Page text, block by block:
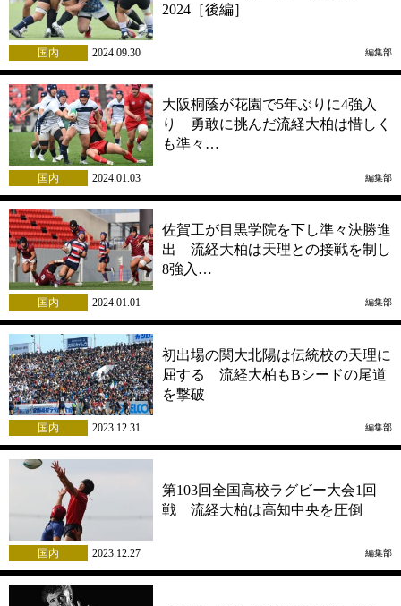
2024［後編］
国内 2024.09.30 編集部
大阪桐蔭が花園で5年ぶりに4強入
り 勇敢に挑んだ流経大柏は惜しく
も準々…
国内 2024.01.03 編集部
佐賀工が目黒学院を下し準々決勝進
出 流経大柏は天理との接戦を制し
8強入…
国内 2024.01.01 編集部
初出場の関大北陽は伝統校の天理に
屈する 流経大柏もBシードの尾道
を撃破
国内 2023.12.31 編集部
第103回全国高校ラグビー大会1回
戦 流経大柏は高知中央を圧倒
国内 2023.12.27 編集部